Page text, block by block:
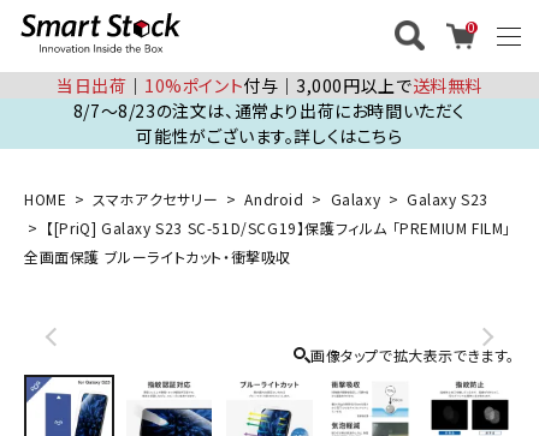
0
当日出荷 │ 10%ポイント付与│3,000円以上で送料無料
8/7～8/23の注文は、通常より出荷にお時間いただく
可能性がございます。詳しくはこちら
HOME スマホアクセサリー Android Galaxy
Galaxy S23
【[PriQ] Galaxy S23 SC-51D/SCG19】保護フィルム 「PREMIUM FILM」
全画面保護 ブルーライトカット・衝撃吸収
画像タップで拡大表示できます。